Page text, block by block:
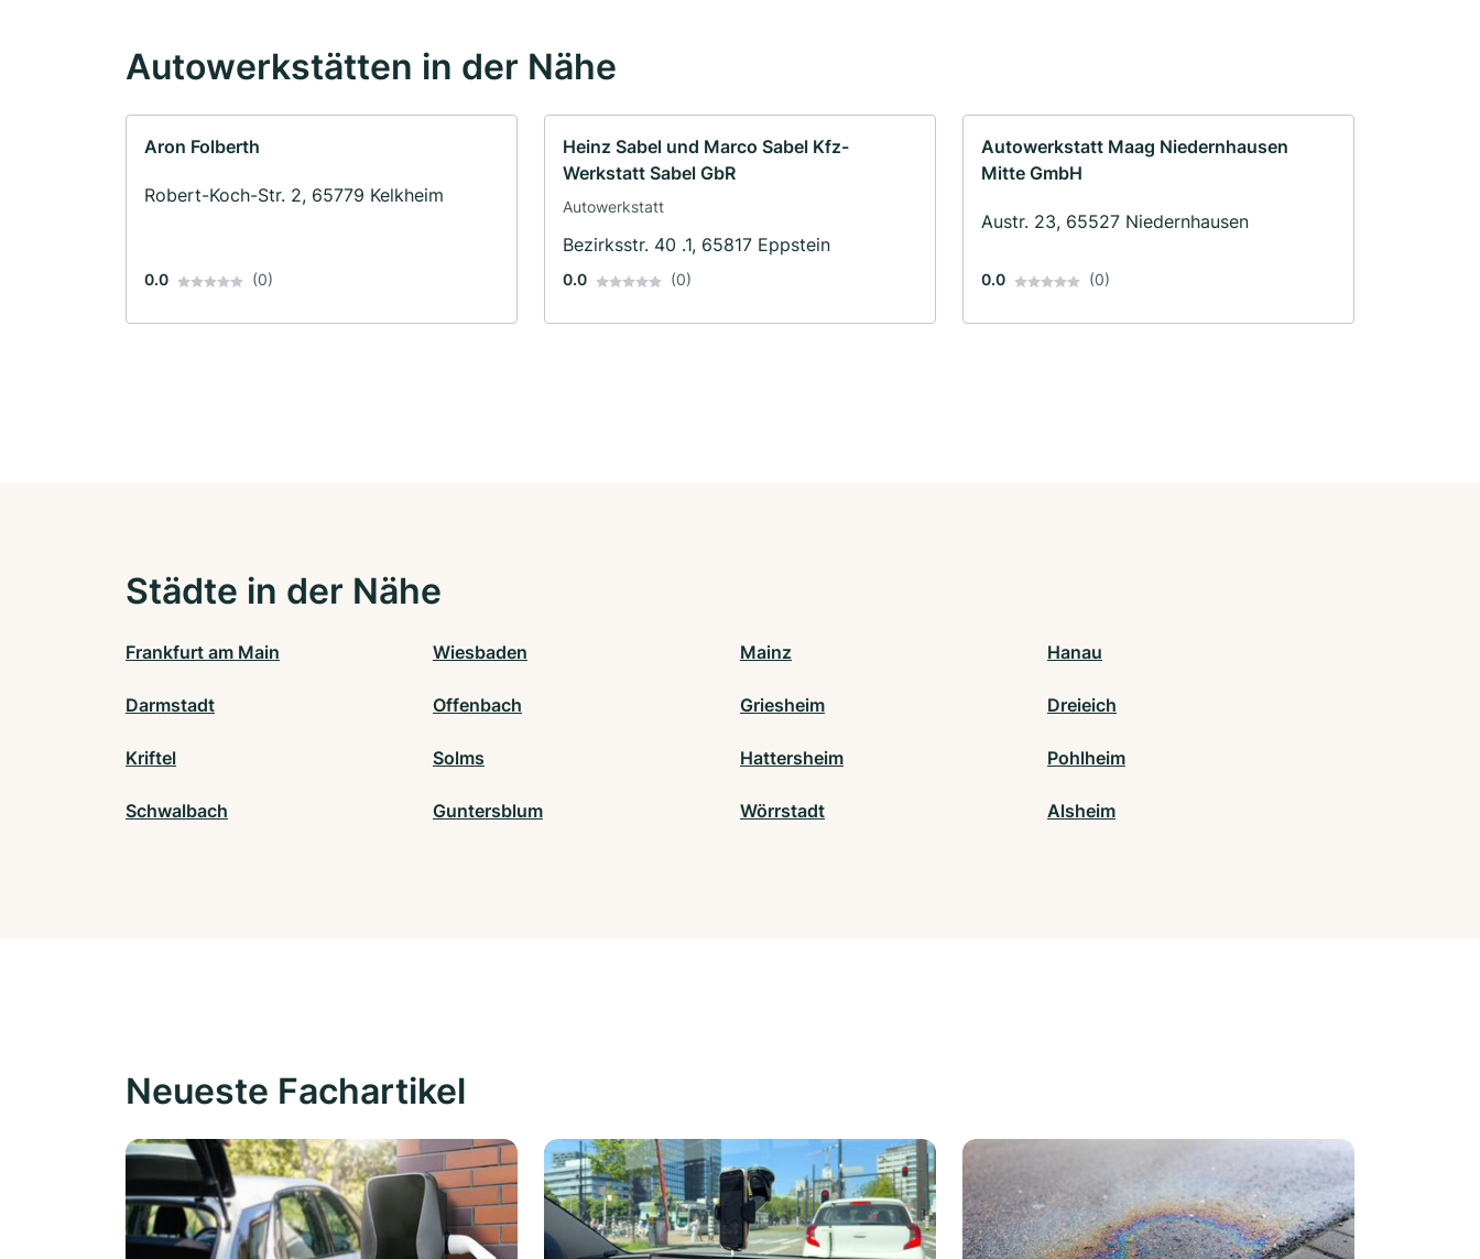
Autowerkstätten in der Nähe
Aron Folberth
Robert-Koch-Str. 2, 65779 Kelkheim
0.0 (0)
Heinz Sabel und Marco Sabel Kfz-
Werkstatt Sabel GbR
Autowerkstatt
Bezirksstr. 40 .1, 65817 Eppstein
0.0 (0)
Autowerkstatt Maag Niedernhausen
Mitte GmbH
Austr. 23, 65527 Niedernhausen
0.0 (0)
Städte in der Nähe
Frankfurt am Main Wiesbaden Mainz Hanau
Darmstadt Offenbach Griesheim Dreieich
Kriftel Solms Hattersheim Pohlheim
Schwalbach Guntersblum Wörrstadt Alsheim
Neueste Fachartikel